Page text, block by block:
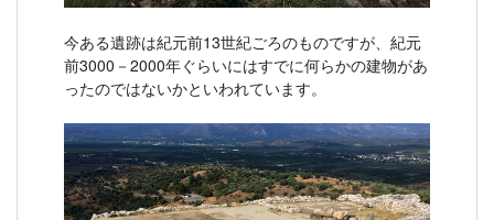
今ある遺跡は紀元前13世紀ごろのものですが、紀元
前3000－2000年ぐらいにはすでに何らかの建物があ
ったのではないかといわれています。